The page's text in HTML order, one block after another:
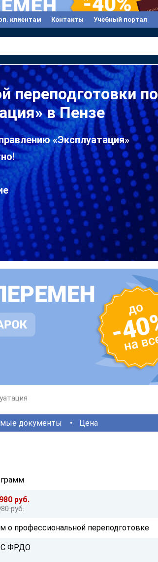
клиентам Контакты Учебный портал
переподготовки по
в Пензе
«Эксплуатация»
документы Цена
руб.
руб.
о профессиональной переподготовке
ФРДО